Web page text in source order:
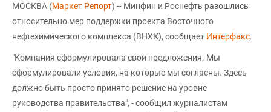
МОСКВА (Маркет Репорт) -- Минфин и Роснефть разошлись
относительно мер поддержки проекта Восточного
нефтехимического комплекса (ВНХК), сообщает Интерфакс.
"Компания сформулировала свои предложения. Мы
сформулировали условия, на которые мы согласны. Здесь
должно быть просто принято решение на уровне
руководства правительства", - сообщил журналистам